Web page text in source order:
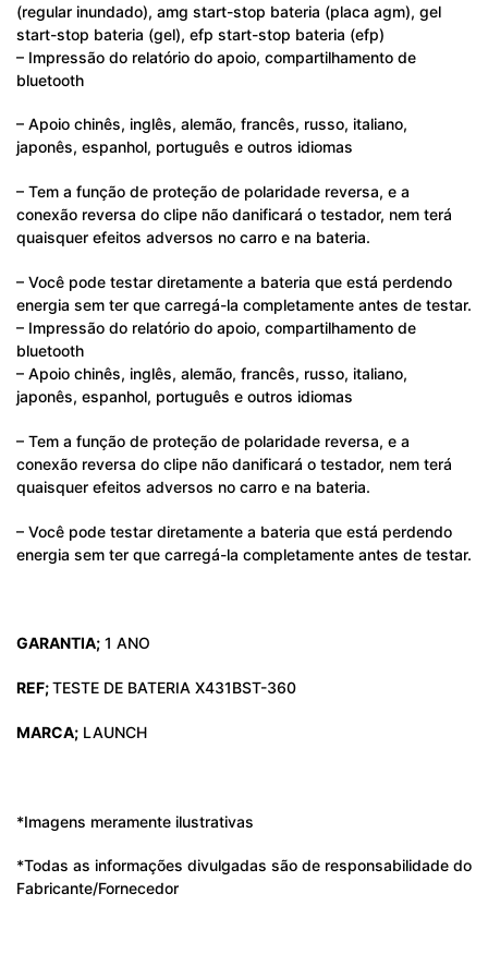
(regular inundado), amg start-stop bateria (placa agm), gel
start-stop bateria (gel), efp start-stop bateria (efp)
– Impressão do relatório do apoio, compartilhamento de
bluetooth
– Apoio chinês, inglês, alemão, francês, russo, italiano,
japonês, espanhol, português e outros idiomas
– Tem a função de proteção de polaridade reversa, e a
conexão reversa do clipe não danificará o testador, nem terá
quaisquer efeitos adversos no carro e na bateria.
– Você pode testar diretamente a bateria que está perdendo
energia sem ter que carregá-la completamente antes de testar.
– Impressão do relatório do apoio, compartilhamento de
bluetooth
– Apoio chinês, inglês, alemão, francês, russo, italiano,
japonês, espanhol, português e outros idiomas
– Tem a função de proteção de polaridade reversa, e a
conexão reversa do clipe não danificará o testador, nem terá
quaisquer efeitos adversos no carro e na bateria.
– Você pode testar diretamente a bateria que está perdendo
energia sem ter que carregá-la completamente antes de testar.
GARANTIA; 1 ANO
REF;TESTE DE BATERIA X431BST-360
MARCA; LAUNCH
*Imagens meramente ilustrativas
*Todas as informações divulgadas são de responsabilidade do
Fabricante/Fornecedor